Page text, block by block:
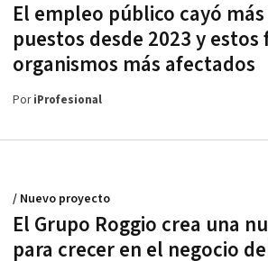
El empleo público cayó más
puestos desde 2023 y
organismos más afectados
PoriProfesional
El Grupo Roggio crea una
para crecer en el negocio
/ Nuevo proyecto